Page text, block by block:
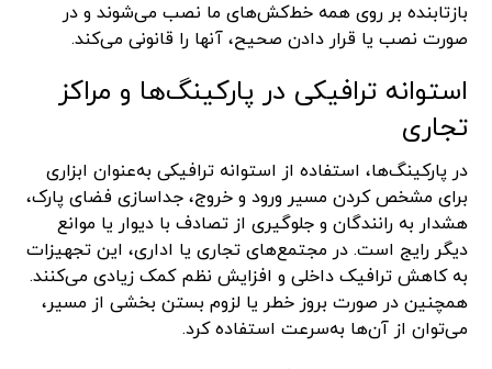
بازتابنده بر روی همه خط‌کش‌های ما نصب می‌شوند و در
صورت نصب یا قرار دادن صحیح، آنها را قانونی می‌کند.
استوانه ترافیکی در پارکینگ‌ها و مراکز
تجاری
در پارکینگ‌ها، استفاده از استوانه ترافیکی به‌عنوان ابزاری
برای مشخص کردن مسیر ورود و خروج، جداسازی فضای پارک،
هشدار به رانندگان و جلوگیری از تصادف با دیوار یا موانع
دیگر رایج است. در مجتمع‌های تجاری یا اداری، این تجهیزات
به کاهش ترافیک داخلی و افزایش نظم کمک زیادی می‌کنند.
همچنین در صورت بروز خطر یا لزوم بستن بخشی از مسیر،
می‌توان از آن‌ها به‌سرعت استفاده کرد.